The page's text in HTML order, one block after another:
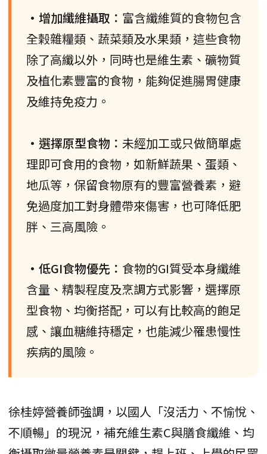
•增加纖維攝取： 富含纖維質的食物包含
全榖雜糧類、蔬菜類及水果類，這些食物
除了高纖以外，同時也是維生素、礦物質
及植化素豐富的食物，能夠促進腸胃健康
及維持免疫力。
•選擇原型食物： 未經加工或只做簡單處
理即可食用的食物，如新鮮蔬果、蛋類、
地瓜等，保留食物原有的豐富營養素，避
免過度加工對身體帶來傷害，也可降低肥
胖、三高風險。
•低GI食物優先： 食物的GI質受本身纖維
含量、精製程度及烹調方式影響，選擇原
型食物、均衡搭配，可以有比較高的飽足
感、讓血糖維持穩定，也能減少罹患慢性
疾病的風險。
徐桂婷營養師強調，以國人「沒活力、不愉悅、
不順暢」的現況，補充維生素C與膳食纖維、均